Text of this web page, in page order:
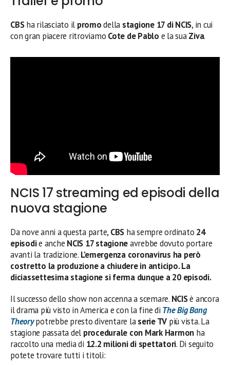
CBSha rilasciato il promodella stagione 17 di NCIS, in cui
con gran piacere ritroviamo Cote de Pablo e la suaZiva.
NCIS 17 streaming ed episodi della
nuova stagione
Da nove anni a questa parte, CBS ha sempre ordinato 24
episodie anche NCIS 17 stagioneavrebbe dovuto portare
avanti la tradizione. L’emergenza coronavirus ha però
costretto la produzione a chiudere in anticipo. La
diciassettesima stagione si ferma dunque a 20 episodi.
Il successo dello show non accenna a scemare. NCISè ancora
il drama più visto in America e con la fine di The Big Bang
Theory potrebbe presto diventare laserie TV più vista. La
stagione passata del procedurale con Mark Harmon ha
raccolto una media di 12.2 milioni di spettatori. Di seguito
potete trovare tutti i titoli: